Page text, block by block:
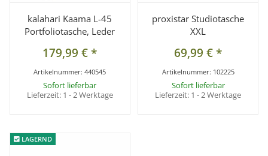
kalahari Kaama L-45
Portfoliotasche, Leder
179,99 €*
Artikelnummer:440545
Sofort lieferbar
Lieferzeit: 1 - 2 Werktage
proxistar Studiotasche
XXL
69,99 €*
Artikelnummer: 102225
Sofort lieferbar
Lieferzeit: 1 - 2 Werktage
LAGERND
LAGERND